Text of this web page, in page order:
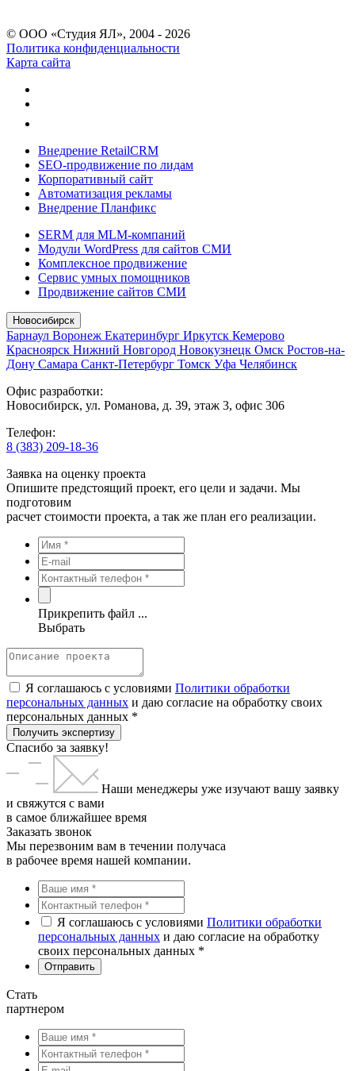
© ООО «Студия ЯЛ», 2004 - 2026
Политика конфиденциальности
Карта сайта
Внедрение RetailCRM
SEO-продвижение по лидам
Корпоративный сайт
Автоматизация рекламы
Внедрение Планфикс
SERM для MLM-компаний
Модули WordPress для сайтов СМИ
Комплексное продвижение
Сервис умных помощников
Продвижение сайтов СМИ
Новосибирск
Барнаул Воронеж Екатеринбург Иркутск Кемерово
Красноярск Нижний Новгород Новокузнецк Омск Ростов-на-
Дону Самара Санкт-Петербург Томск Уфа Челябинск
Офис разработки:
Новосибирск, ул. Романова, д. 39, этаж 3, офис 306
Телефон:
8 (383) 209-18-36
Заявка на оценку проекта
Опишите предстоящий проект, его цели и задачи. Мы
подготовим
расчет стоимости проекта, а так же план его реализации.
Прикрепить файл ...
Выбрать
Я соглашаюсь с условиями Политики обработки
персональных данных и даю согласие на обработку своих
персональных данных *
Получить экспертизу
Спасибо за заявку!
Наши менеджеры уже изучают вашу заявку
и свяжутся с вами
в самое ближайшее время
Заказать звонок
Мы перезвоним вам в течении получаса
в рабочее время нашей компании.
Я соглашаюсь с условиями Политики обработки
персональных данных и даю согласие на обработку
своих персональных данных *
Стать
партнером